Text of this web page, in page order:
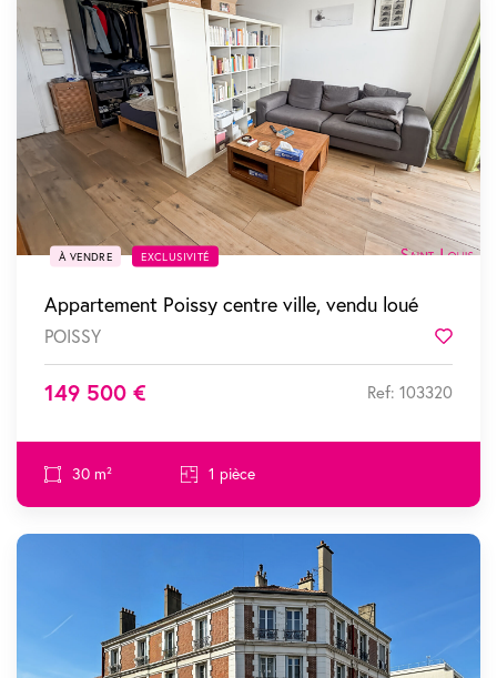
SOUS COMPROMIS
À VENDRE EXCLUSIVITÉ
Appartement Poissy centre ville, vendu loué
POISSY
149 500 € Ref: 103320
30 m² 1 pièce